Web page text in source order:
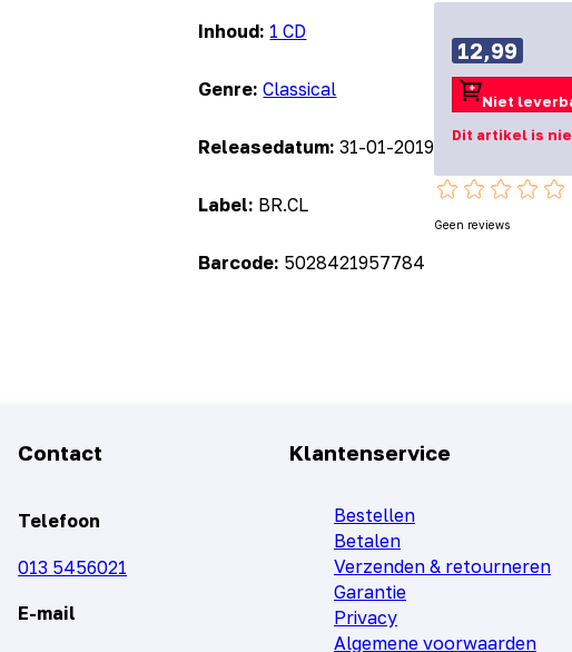
Inhoud: 1 CD
Genre:Classical
Releasedatum:31-01-2019
Label: BR.CL
Barcode: 5028421957784
12,99
Niet
Dit artikel is
Geen reviews
Contact
Telefoon
013 5456021
E-mail
Klantenservice
Bestellen
Betalen
Verzenden & retourneren
Garantie
Privacy
Algemene voorwaarden